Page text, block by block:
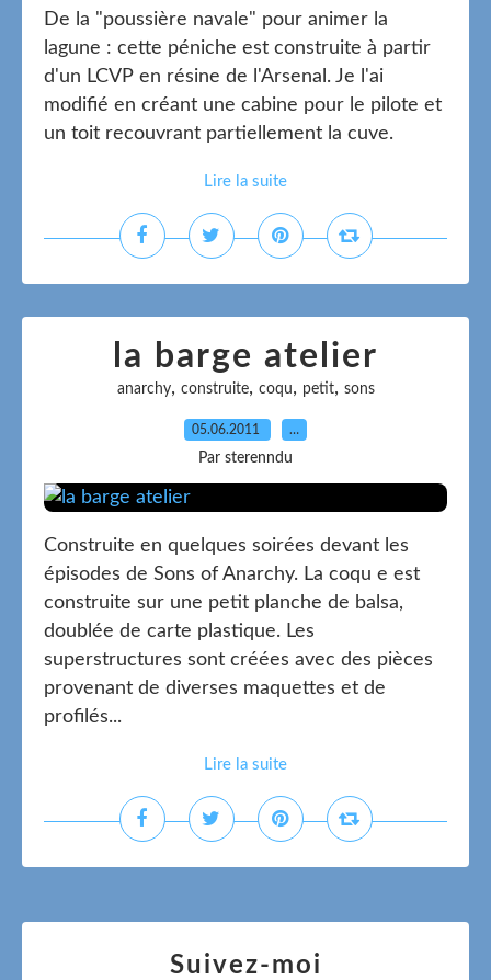
De la "poussière navale" pour animer la
lagune : cette péniche est construite à partir
d'un LCVP en résine de l'Arsenal. Je l'ai
modifié en créant une cabine pour le pilote et
un toit recouvrant partiellement la cuve.
Lire la suite
la barge atelier
anarchy, construite, coqu, petit, sons
05.06.2011 …
Par sterenndu
Construite en quelques soirées devant les
épisodes de Sons of Anarchy. La coqu e est
construite sur une petit planche de balsa,
doublée de carte plastique. Les
superstructures sont créées avec des pièces
provenant de diverses maquettes et de
profilés...
Lire la suite
Suivez-moi